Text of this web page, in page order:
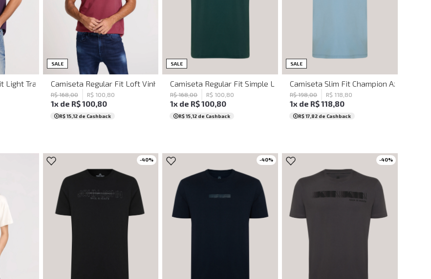
GG
Light Transfer Roxa John John Masculina
SALE M GG
Camiseta Regular Fit Loft Vinho John John Masculina
R$ 168,00 R$ 100 80
1x de R$100,80
R$ 15,12de Cashback
SALE PP P M G GG
Camiseta Regular Fit Simple Lines John John Masculina
R$ 168,00 R$ 100 80
1x de R$100,80
R$ 15,12 de Cashback
SALE M GG XGG
Camiseta Slim Fit Champion Azul John
R$ 198,00 R$ 118 80
1x de R$118,80
R$ 17,82 de Cashback
-40% -40% -40%